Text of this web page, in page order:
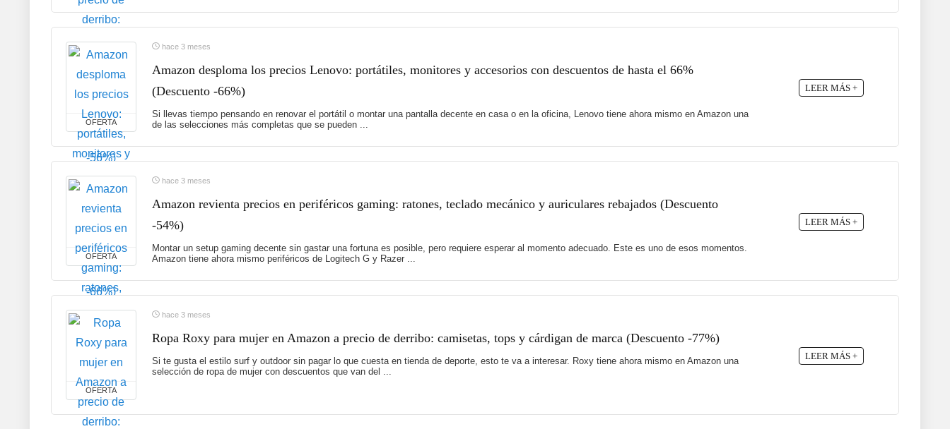
OFERTA
hace 3 meses
Amazon desploma los precios Lenovo: portátiles, monitores y accesorios con descuentos de hasta el 66%
(Descuento -66%)
Si llevas tiempo pensando en renovar el portátil o montar una pantalla decente en casa o en la oficina, Lenovo tiene ahora mismo en Amazon una
de las selecciones más completas que se pueden ...
LEER MÁS +
OFERTA
hace 3 meses
Amazon revienta precios en periféricos gaming: ratones, teclado mecánico y auriculares rebajados (Descuento
-54%)
Montar un setup gaming decente sin gastar una fortuna es posible, pero requiere esperar al momento adecuado. Este es uno de esos momentos.
Amazon tiene ahora mismo periféricos de Logitech G y Razer ...
LEER MÁS +
OFERTA
hace 3 meses
Ropa Roxy para mujer en Amazon a precio de derribo: camisetas, tops y cárdigan de marca (Descuento -77%)
Si te gusta el estilo surf y outdoor sin pagar lo que cuesta en tienda de deporte, esto te va a interesar. Roxy tiene ahora mismo en Amazon una
selección de ropa de mujer con descuentos que van del ...
LEER MÁS +